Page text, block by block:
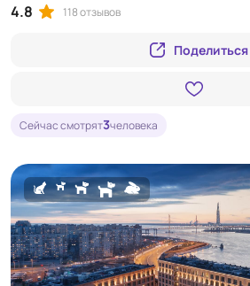
Поделиться
4.8 118 отзывов
Сейчас смотрят3человека